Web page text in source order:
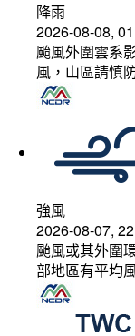
降雨
2026-08-08,
颱風外圍雲系
風，山區請慎
強風
2026-08-07,
颱風或其外圍
部地區有平均